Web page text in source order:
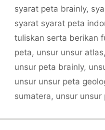
syarat peta brainly,
syarat syarat peta
tuliskan serta berikan
peta, unsur unsur atlas,
unsur peta brainly,
unsur unsur peta
sumatera, unsur unsur